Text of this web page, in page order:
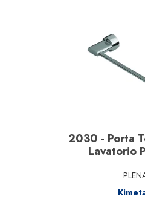
Ver
2030 - Porta
Lavatorio